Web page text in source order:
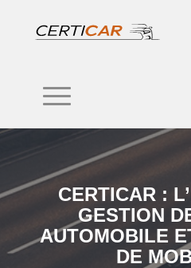
CERTICAR :
GESTION
AUTOMOBILE
DE